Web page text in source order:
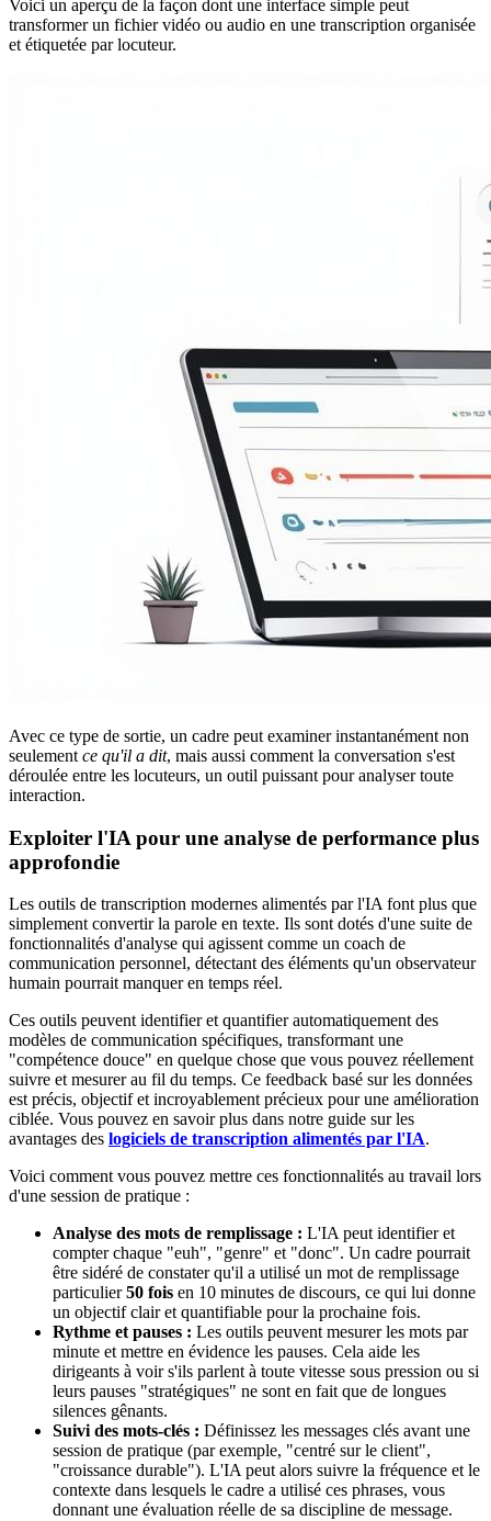
Voici un aperçu de la façon dont une interface simple peut
transformer un fichier vidéo ou audio en une transcription organisée
et étiquetée par locuteur.
Avec ce type de sortie, un cadre peut examiner instantanément non
seulement ce qu'il a dit, mais aussi comment la conversation s'est
déroulée entre les locuteurs, un outil puissant pour analyser toute
interaction.
Exploiter l'IA pour une analyse de performance plus
approfondie
Les outils de transcription modernes alimentés par l'IA font plus que
simplement convertir la parole en texte. Ils sont dotés d'une suite de
fonctionnalités d'analyse qui agissent comme un coach de
communication personnel, détectant des éléments qu'un observateur
humain pourrait manquer en temps réel.
Ces outils peuvent identifier et quantifier automatiquement des
modèles de communication spécifiques, transformant une
"compétence douce" en quelque chose que vous pouvez réellement
suivre et mesurer au fil du temps. Ce feedback basé sur les données
est précis, objectif et incroyablement précieux pour une amélioration
ciblée. Vous pouvez en savoir plus dans notre guide sur les
avantages des logiciels de transcription alimentés par l'IA.
Voici comment vous pouvez mettre ces fonctionnalités au travail lors
d'une session de pratique :
Analyse des mots de remplissage : L'IA peut identifier et
compter chaque "euh", "genre" et "donc". Un cadre pourrait
être sidéré de constater qu'il a utilisé un mot de remplissage
particulier50 fois en 10 minutes de discours, ce qui lui donne
un objectif clair et quantifiable pour la prochaine fois.
Rythme et pauses : Les outils peuvent mesurer les mots par
minute et mettre en évidence les pauses. Cela aide les
dirigeants à voir s'ils parlent à toute vitesse sous pression ou si
leurs pauses "stratégiques" ne sont en fait que de longues
silences gênants.
Suivi des mots-clés : Définissez les messages clés avant une
session de pratique (par exemple, "centré sur le client",
"croissance durable"). L'IA peut alors suivre la fréquence et le
contexte dans lesquels le cadre a utilisé ces phrases, vous
donnant une évaluation réelle de sa discipline de message.